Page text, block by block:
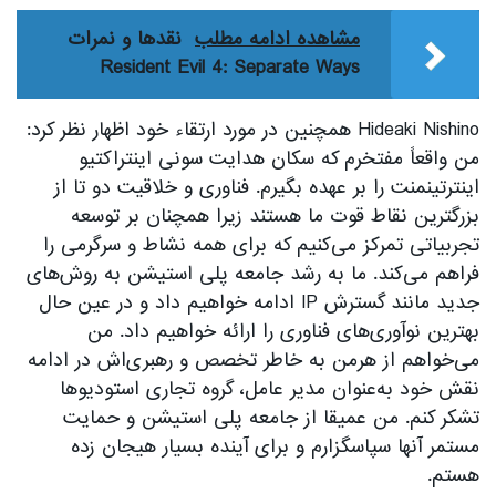
مشاهده ادامه مطلب نقدها و نمرات
Resident Evil 4: Separate Ways
Hideaki Nishino همچنین در مورد ارتقاء خود اظهار نظر کرد:
من واقعاً مفتخرم که سکان هدایت سونی اینتراکتیو
اینترتینمنت را بر عهده بگیرم. فناوری و خلاقیت دو تا از
بزرگترین نقاط قوت ما هستند زیرا همچنان بر توسعه
تجربیاتی تمرکز می‌کنیم که برای همه نشاط و سرگرمی را
فراهم می‌کند. ما به رشد جامعه پلی استیشن به روش‌های
جدید مانند گسترش IP ادامه خواهیم داد و در عین حال
بهترین نوآوری‌های فناوری را ارائه خواهیم داد. من
می‌خواهم از هرمن به خاطر تخصص و رهبری‌اش در ادامه
نقش خود به‌عنوان مدیر عامل، گروه تجاری استودیوها
تشکر کنم. من عمیقا از جامعه پلی استیشن و حمایت
مستمر آنها سپاسگزارم و برای آینده بسیار هیجان زده
هستم.